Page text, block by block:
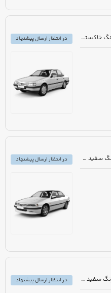
مزایده دولتی خودرو پژو 405 مدل 1394 رنگ خاکستری
در انتظار ارسال پیشنهاد
مزایده دولتی خودرو پژو پارس مدل 1381 رنگ سفید متالیک
در انتظار ارسال پیشنهاد
مزایده دولتی خودرو سمند LX مدل 1390 رنگ سفید روغنی
در انتظار ارسال پیشنهاد